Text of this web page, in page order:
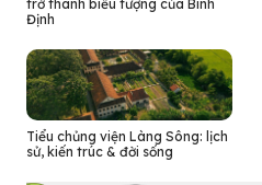
trở thành biểu tượng của Bình
Định
Tiểu chủng viện Làng Sông: lịch
sử, kiến trúc & đời sống